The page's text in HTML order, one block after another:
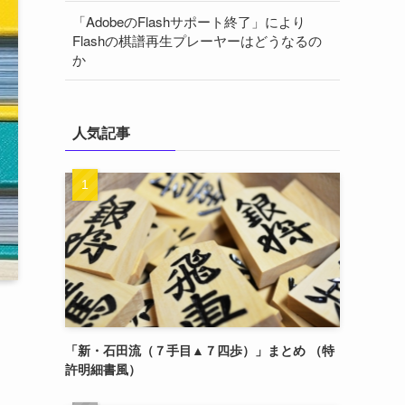
「AdobeのFlashサポート終了」により
Flashの棋譜再生プレーヤーはどうなるの
か
人気記事
「新・石田流（７手目▲７四歩）」まとめ （特
許明細書風）